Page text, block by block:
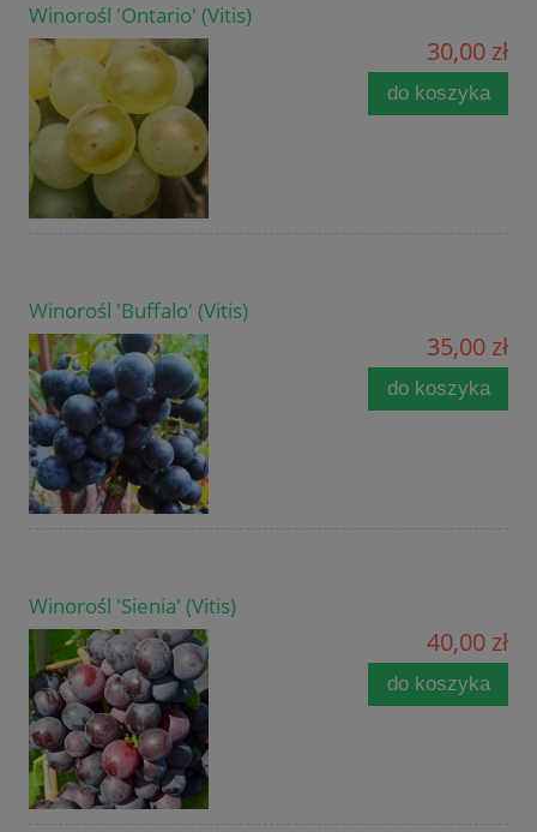
Winorośl 'Ontario' (Vitis)
30,00 zł
do koszyka
Winorośl 'Buffalo' (Vitis)
35,00 zł
do koszyka
Winorośl 'Sienia' (Vitis)
40,00 zł
do koszyka